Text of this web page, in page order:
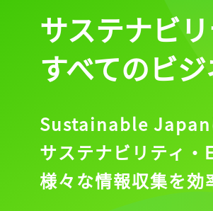
サステナビ
すべてのビ
Sustainable Japan
サステナビリティ・
様々な情報収集を効